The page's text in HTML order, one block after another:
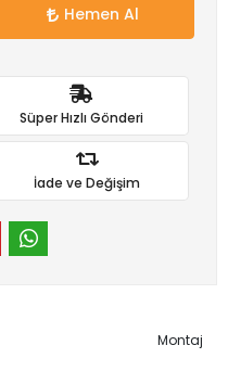
Hemen Al
Süper Hızlı Gönderi
İade ve Değişim
Montaj